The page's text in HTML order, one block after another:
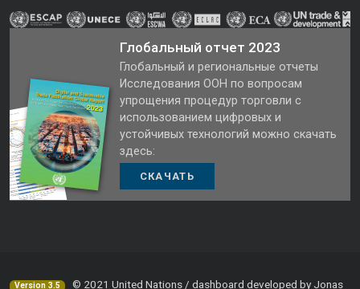
Глобальный отчет 2023
Глобальный и региональные отчеты
Исследования ООН по вопросам
упрощения процедур торговли с
использованием цифровых и
устойчивых технологий можно скачать
здесь:
СКАЧАТЬ
Version 3.5
© 2021 United Nations / dashboard developed by Jonas